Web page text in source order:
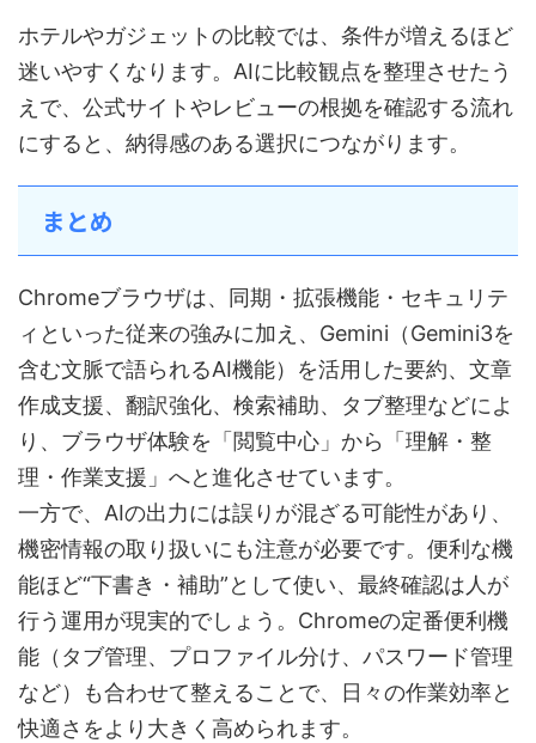
ホテルやガジェットの比較では、条件が増えるほど
迷いやすくなります。AIに比較観点を整理させたう
えで、公式サイトやレビューの根拠を確認する流れ
にすると、納得感のある選択につながります。
まとめ
Chromeブラウザは、同期・拡張機能・セキュリテ
ィといった従来の強みに加え、Gemini（Gemini3を
含む文脈で語られるAI機能）を活用した要約、文章
作成支援、翻訳強化、検索補助、タブ整理などによ
り、ブラウザ体験を「閲覧中心」から「理解・整
理・作業支援」へと進化させています。
一方で、AIの出力には誤りが混ざる可能性があり、
機密情報の取り扱いにも注意が必要です。便利な機
能ほど“下書き・補助”として使い、最終確認は人が
行う運用が現実的でしょう。Chromeの定番便利機
能（タブ管理、プロファイル分け、パスワード管理
など）も合わせて整えることで、日々の作業効率と
快適さをより大きく高められます。